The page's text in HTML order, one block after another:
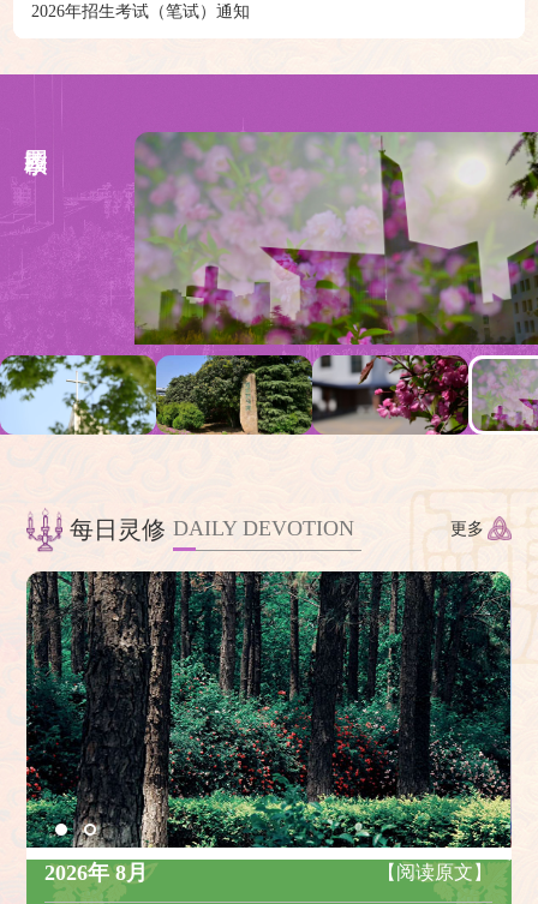
2026年招生考试（笔试）通知
每日灵修 DAILY DEVOTION 更多
2026年8月 【阅读原文】